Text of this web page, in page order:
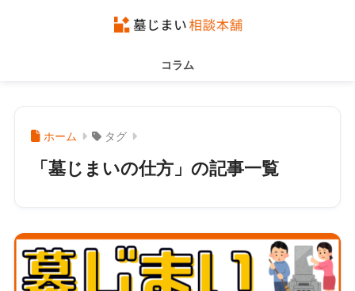
コラム
ホーム タグ
「墓じまいの仕方」の記事一覧